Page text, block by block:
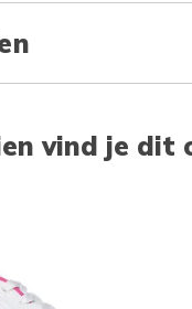
vind je dit